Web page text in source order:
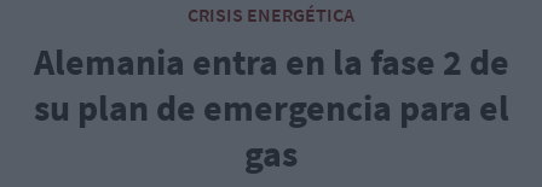
CRISIS ENERGÉTICA
Alemania entra en la fase 2 de
su plan de emergencia para el
gas